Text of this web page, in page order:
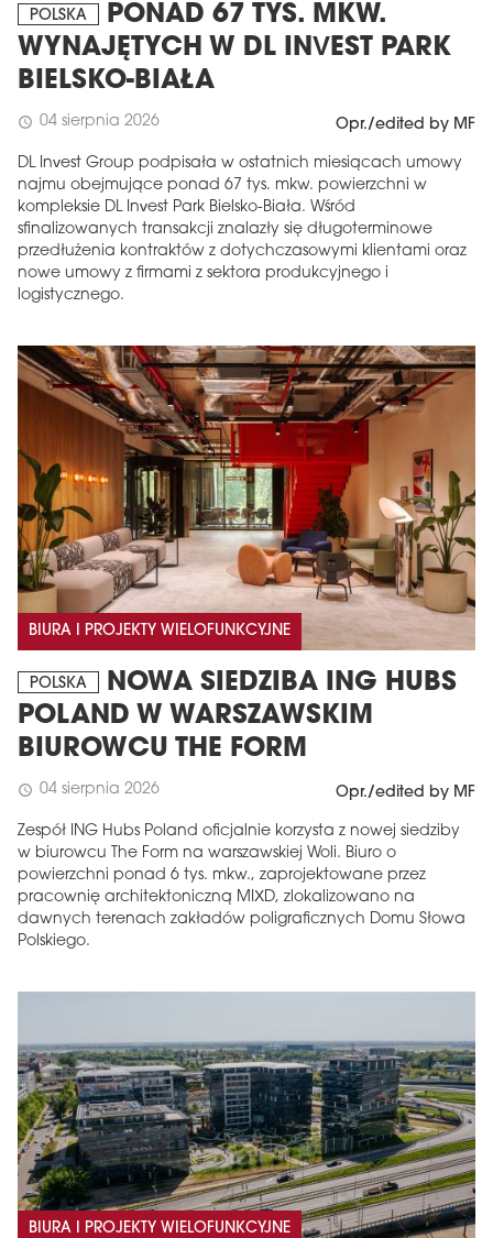
POLSKA
PONAD 67 TYS. MKW.
WYNAJĘTYCH W DL INVEST PARK
BIELSKO-BIAŁA
schedule 04 sierpnia 2026 Opr./edited by MF
DL Invest Group podpisała w ostatnich miesiącach umowy
najmu obejmujące ponad 67 tys. mkw. powierzchni w
kompleksie DL Invest Park Bielsko-Biała. Wśród
sfinalizowanych transakcji znalazły się długoterminowe
przedłużenia kontraktów z dotychczasowymi klientami oraz
nowe umowy z firmami z sektora produkcyjnego i
logistycznego.
BIURA I PROJEKTY WIELOFUNKCYJNE
POLSKA
NOWA SIEDZIBA ING HUBS
POLAND W WARSZAWSKIM
BIUROWCU THE FORM
schedule 04 sierpnia 2026 Opr./edited by MF
Zespół ING Hubs Poland oficjalnie korzysta z nowej siedziby
w biurowcu The Form na warszawskiej Woli. Biuro o
powierzchni ponad 6 tys. mkw., zaprojektowane przez
pracownię architektoniczną MIXD, zlokalizowano na
dawnych terenach zakładów poligraficznych Domu Słowa
Polskiego.
BIURA I PROJEKTY WIELOFUNKCYJNE